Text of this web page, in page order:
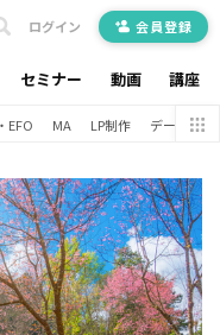
セミナー 動画 講座
ログイン 会員登録
EFO MA LP制作 データ分析